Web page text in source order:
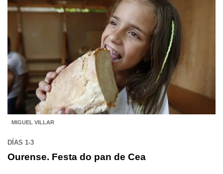
MIGUEL VILLAR
DÍAS 1-3
Ourense. Festa do pan de Cea